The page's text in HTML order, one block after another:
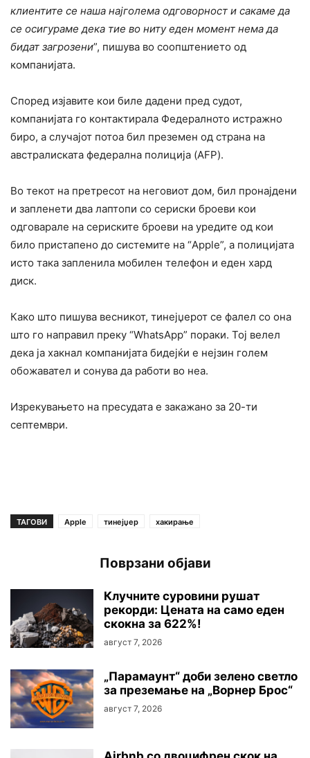
клиентите се наша најголема одговорност и сакаме да
се осигураме дека тие во ниту еден момент нема да
бидат загрозени”, пишува во соопштението од
компанијата.
Според изјавите кои биле дадени пред судот,
компанијата го контактирала Федералното истражно
биро, а случајот потоа бил преземен од страна на
австралиската федерална полиција (AFP).
Во текот на претресот на неговиот дом, бил пронајдени
и запленети два лаптопи со сериски броеви кои
одговарале на сериските броеви на уредите oд кои
било пристапено до системите на “Apple”, а полицијата
исто така запленила мобилен телефон и еден хард
диск.
Како што пишува весникот, тинејџерот се фалел со она
што го направил преку “WhatsApp” пораки. Тој велел
дека ја хакнал компанијата бидејќи е нејзин голем
обожавател и сонува да работи во неа.
Изрекувањето на пресудата е закажано за 20-ти
септември.
ТАГОВИ Apple тинејџер хакирање
Поврзани објави
Клучните суровини рушaт
рекорди: Цената на само еден
скокна за 622%!
август 7, 2026
„Парамаунт“ доби зелено светло
за преземање на „Ворнер Брос“
август 7, 2026